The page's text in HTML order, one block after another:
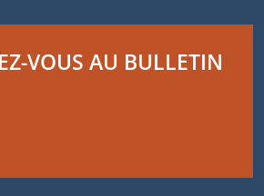
VOUS AU BULLETIN